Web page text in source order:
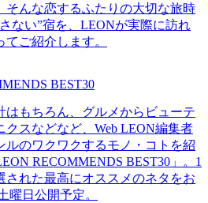
そんな恋するふたりの大切な旅時
ない”宿を、LEONが実際に訪れ
ご紹介します。
BEST30
はもちろん、グルメからビューテ
クスなどなど、Web LEON編集者
ルのワクワクするモノ・コトを紹
RECOMMENDS BEST30」。1
された最高にオススメのネタをお
曜日公開予定。